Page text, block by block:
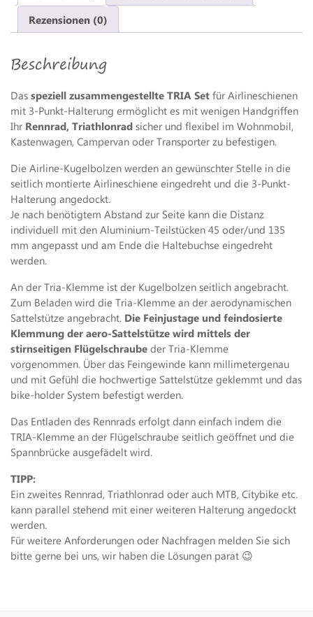
Rezensionen (0)
Beschreibung
Das speziell zusammengestellte TRIA Set für Airlineschienen
mit 3-Punkt-Halterung ermöglicht es mit wenigen Handgriffen
Ihr Rennrad, Triathlonrad sicher und flexibel im Wohnmobil,
Kastenwagen, Campervan oder Transporter zu befestigen.
Die Airline-Kugelbolzen werden an gewünschter Stelle in die
seitlich montierte Airlineschiene eingedreht und die 3-Punkt-
Halterung angedockt.
Je nach benötigtem Abstand zur Seite kann die Distanz
individuell mit den Aluminium-Teilstücken 45 oder/und 135
mm angepasst und am Ende die Haltebuchse eingedreht
werden.
An der Tria-Klemme ist der Kugelbolzen seitlich angebracht.
Zum Beladen wird die Tria-Klemme an der aerodynamischen
Sattelstütze angebracht. Die Feinjustage und feindosierte
Klemmung der aero-Sattelstütze wird mittels der
stirnseitigen Flügelschraube der Tria-Klemme
vorgenommen. Über das Feingewinde kann millimetergenau
und mit Gefühl die hochwertige Sattelstütze geklemmt und das
bike-holder System befestigt werden.
Das Entladen des Rennrads erfolgt dann einfach indem die
TRIA-Klemme an der Flügelschraube seitlich geöffnet und die
Spannbrücke ausgefädelt wird.
TIPP:
Ein zweites Rennrad, Triathlonrad oder auch MTB, Citybike etc.
kann parallel stehend mit einer weiteren Halterung angedockt
werden.
Für weitere Anforderungen oder Nachfragen melden Sie sich
bitte gerne bei uns, wir haben die Lösungen parat 😉